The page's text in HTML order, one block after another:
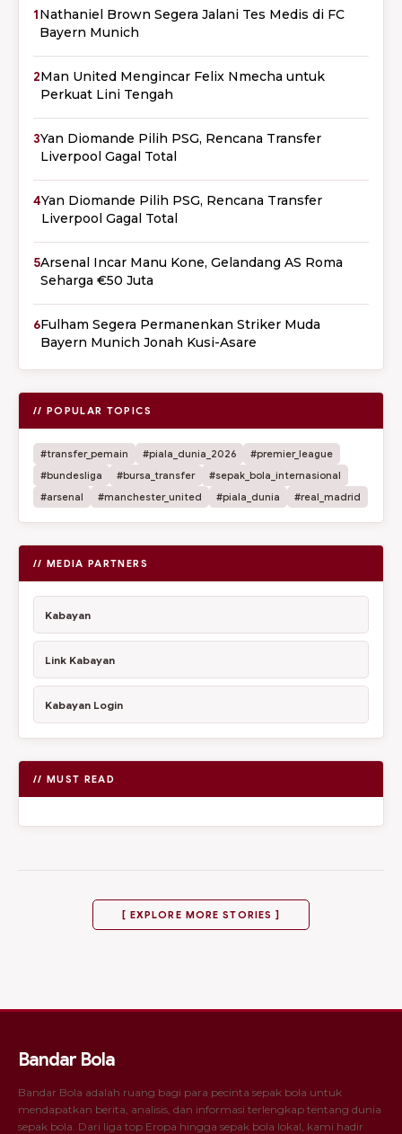
1Nathaniel Brown Segera Jalani Tes Medis di FC
Bayern Munich
2Man United Mengincar Felix Nmecha untuk
Perkuat Lini Tengah
3Yan Diomande Pilih PSG, Rencana Transfer
Liverpool Gagal Total
4Yan Diomande Pilih PSG, Rencana Transfer
Liverpool Gagal Total
5Arsenal Incar Manu Kone, Gelandang AS Roma
Seharga €50 Juta
6Fulham Segera Permanenkan Striker Muda
Bayern Munich Jonah Kusi-Asare
// POPULAR TOPICS
#transfer_pemain #piala_dunia_2026
#premier_league
#bundesliga
#bursa_transfer
#sepak_bola_internasional
#arsenal
#manchester_united #piala_dunia #real_madrid
// MEDIA PARTNERS
Kabayan
Link Kabayan
Kabayan Login
// MUST READ
[ EXPLORE MORE STORIES ]
Bandar Bola
Bandar Bola adalah ruang bagi para pecinta sepak bola untuk
mendapatkan berita, analisis, dan informasi terlengkap tentang dunia
sepak bola. Dari liga top Eropa hingga sepak bola lokal, kami hadir